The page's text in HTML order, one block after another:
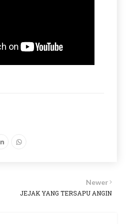
Newer
JEJAK YANG TERSAPU ANGIN